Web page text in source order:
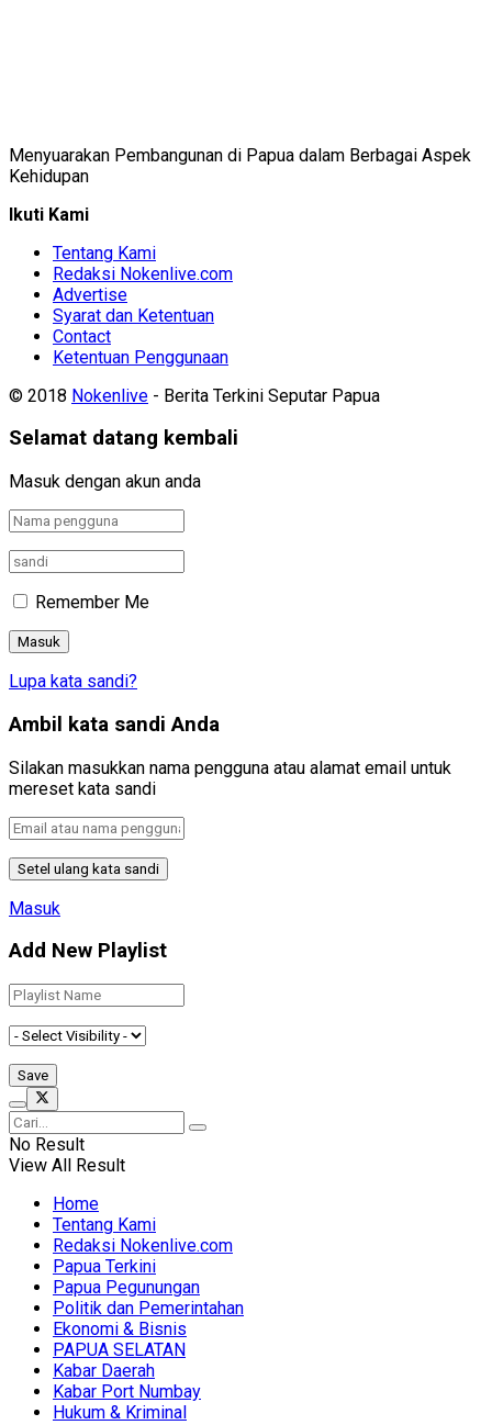
Menyuarakan Pembangunan di Papua dalam Berbagai Aspek
Kehidupan
Ikuti Kami
Tentang Kami
Redaksi Nokenlive.com
Advertise
Syarat dan Ketentuan
Contact
Ketentuan Penggunaan
© 2018 Nokenlive - Berita Terkini Seputar Papua
Selamat datang kembali
Masuk dengan akun anda
Remember Me
Lupa kata sandi?
Ambil kata sandi Anda
Silakan masukkan nama pengguna atau alamat email untuk
mereset kata sandi
Masuk
Add New Playlist
No Result
View All Result
Home
Tentang Kami
Redaksi Nokenlive.com
Papua Terkini
Papua Pegunungan
Politik dan Pemerintahan
Ekonomi & Bisnis
PAPUA SELATAN
Kabar Daerah
Kabar Port Numbay
Hukum & Kriminal